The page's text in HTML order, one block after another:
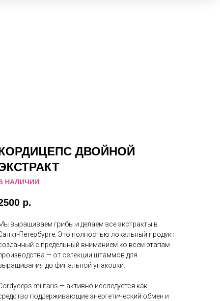
ДВОЙНОЙ
НАЛИЧИИ
р.
выращиваем грибы и делаем все экстракты в
Петербурге. Это полностью локальный продукт
с предельный вниманием ко всем этапам
— от селекции штаммов для
до финальной упаковки.
militaris — активно исследуется как
поддерживающие энергетический обмен и